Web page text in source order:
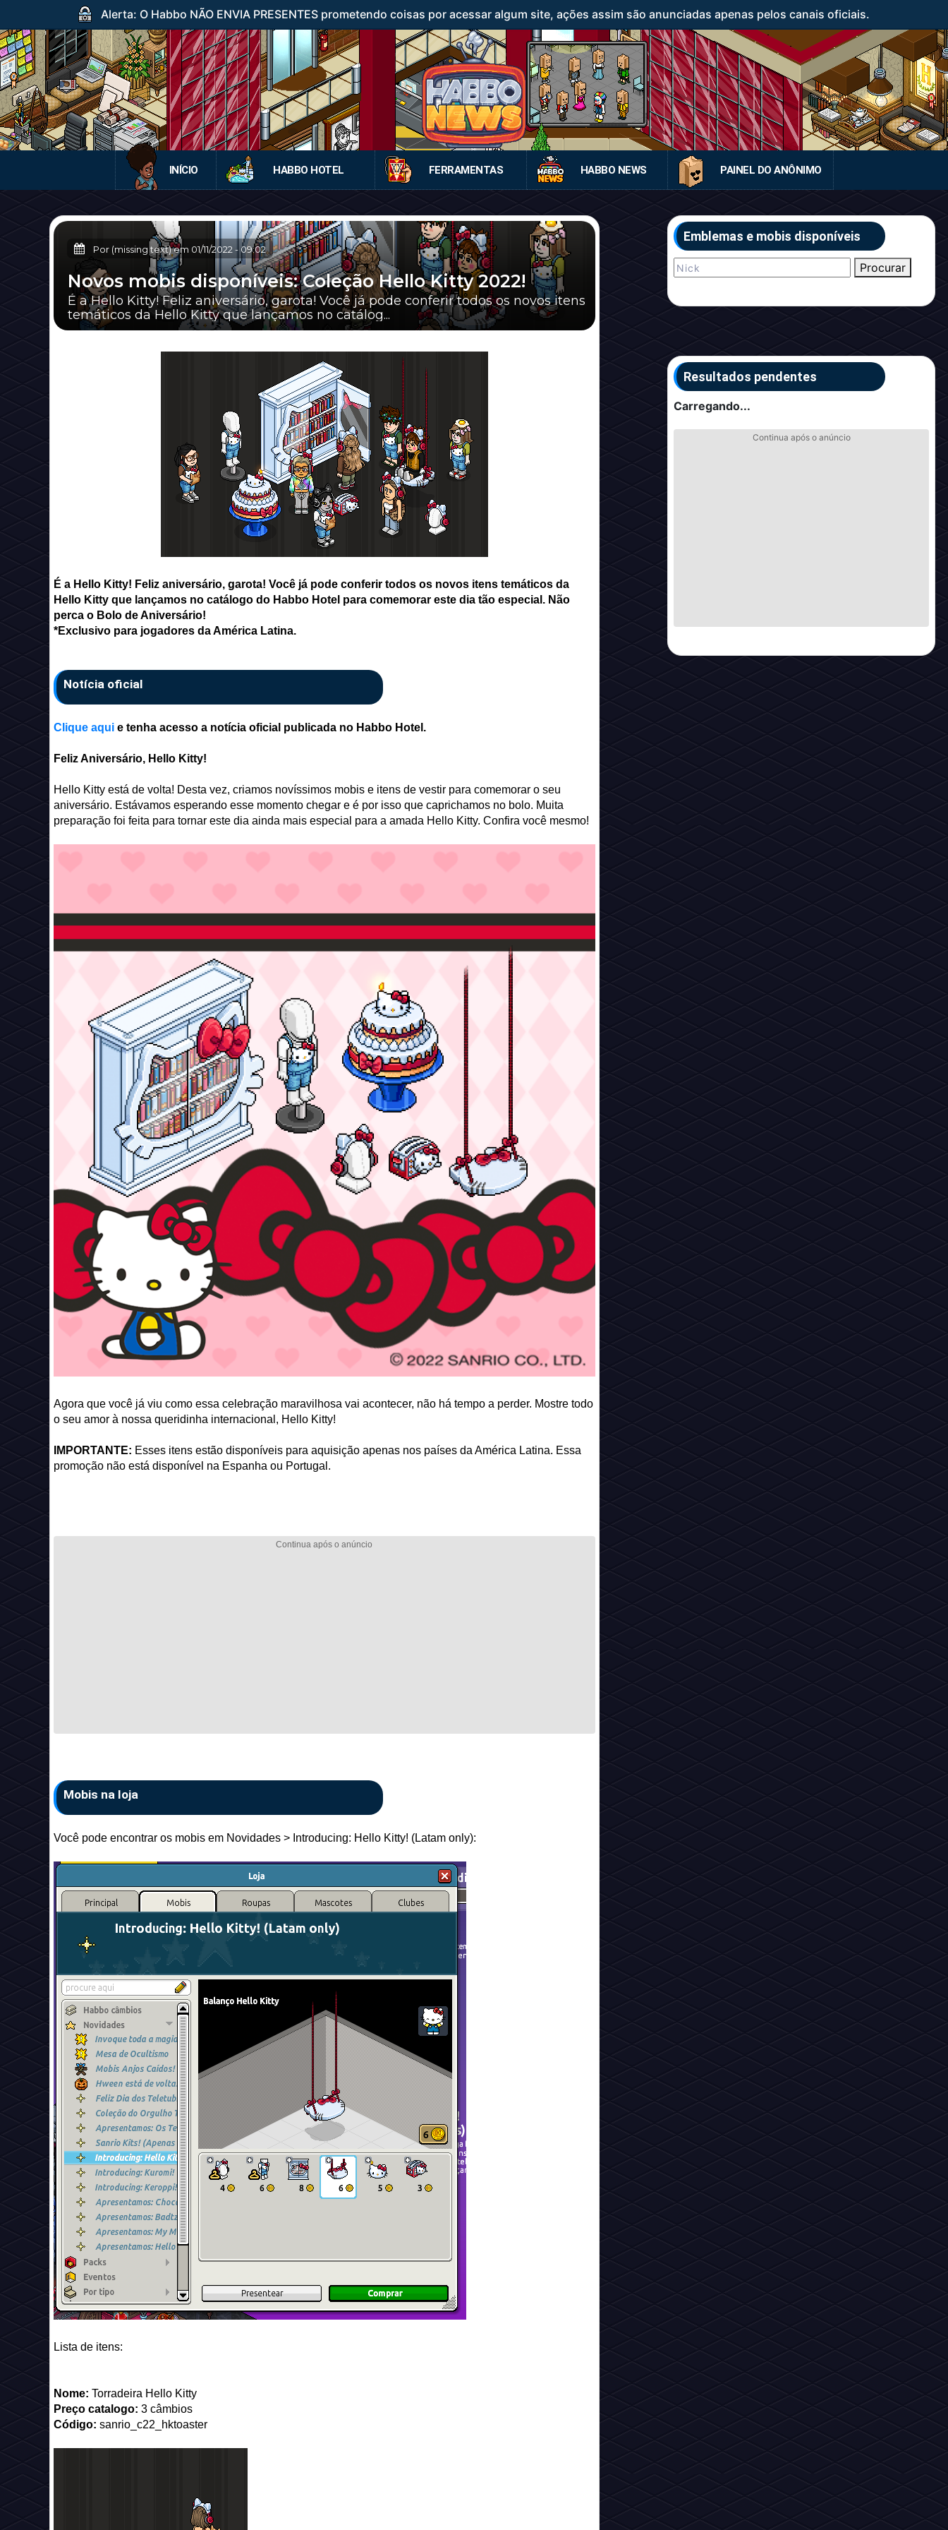
Alerta: O Habbo NÃO ENVIA PRESENTES prometendo coisas por acessar algum site, ações assim são anunciadas apenas pelos canais oficiais.
INÍCIO HABBO HOTEL FERRAMENTAS HABBO NEWS PAINEL DO ANÔNIMO
Por (missing text) em 01/11/2022 - 09:02
Novos mobis disponíveis: Coleção Hello Kitty 2022!
É a Hello Kitty! Feliz aniversário, garota! Você já pode conferir todos os novos itens
temáticos da Hello Kitty que lançamos no catálog...
É a Hello Kitty! Feliz aniversário, garota! Você já pode conferir todos os novos itens temáticos da
Hello Kitty que lançamos no catálogo do Habbo Hotel para comemorar este dia tão especial. Não
perca o Bolo de Aniversário!
*Exclusivo para jogadores da América Latina.
Notícia oficial
Clique aqui e tenha acesso a notícia oficial publicada no Habbo Hotel.
Feliz Aniversário, Hello Kitty!
Hello Kitty está de volta! Desta vez, criamos novíssimos mobis e itens de vestir para comemorar o seu
aniversário. Estávamos esperando esse momento chegar e é por isso que caprichamos no bolo. Muita
preparação foi feita para tornar este dia ainda mais especial para a amada Hello Kitty. Confira você mesmo!
Agora que você já viu como essa celebração maravilhosa vai acontecer, não há tempo a perder. Mostre todo
o seu amor à nossa queridinha internacional, Hello Kitty!
IMPORTANTE: Esses itens estão disponíveis para aquisição apenas nos países da América Latina. Essa
promoção não está disponível na Espanha ou Portugal.
Mobis na loja
Você pode encontrar os mobis em Novidades > Introducing: Hello Kitty! (Latam only):
Lista de itens:
Nome: Torradeira Hello Kitty
Preço catalogo: 3 câmbios
Código: sanrio_c22_hktoaster
Emblemas e mobis disponíveis
Procurar
Resultados pendentes
Carregando...